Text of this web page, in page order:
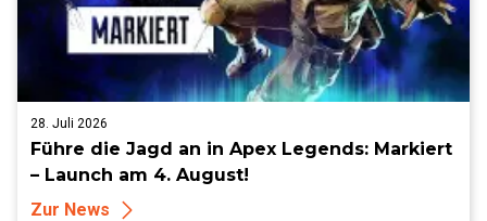
28. Juli 2026
Führe die Jagd an in Apex Legends: Markiert
– Launch am 4. August!
Zur News